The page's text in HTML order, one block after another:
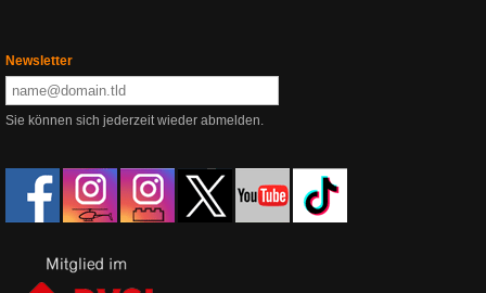
Newsletter
Sie können sich jederzeit wieder abmelden.